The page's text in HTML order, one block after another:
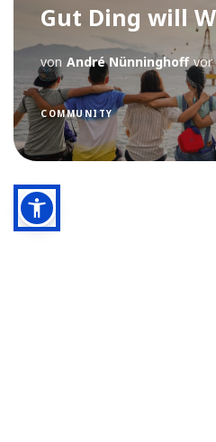
Gut Ding will
von André Nünninghoff vor
COMMUNITY